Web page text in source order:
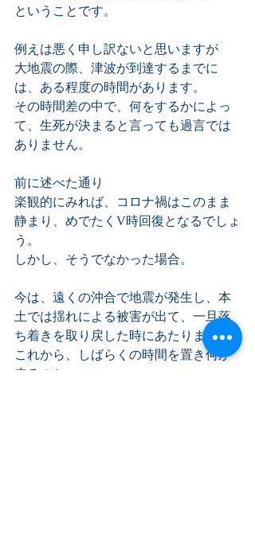
ということです。
例えは悪く申し訳ないと思いますが
大地震の際、津波が到達するまでに
は、ある程度の時間があります。
その時間差の中で、何をするかによっ
て、生死が決まると言っても過言では
ありません。
前に述べた通り
楽観的にみれば、コロナ禍はこのまま
静まり、めでたくV時回復となるでしょ
う。
しかし、そうでなかった場合。
今は、遠くの沖合で地震が発生し、本
土では揺れによる被害が出て、一旦落
ち着きを取り戻した時にあたります。
これから、しばらくの時間を置き何が
来るのか。